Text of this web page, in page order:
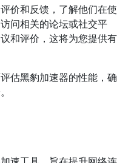
价和反馈，了解他们在使
问相关的论坛或社交平
和评价，这将为您提供有
估黑豹加速器的性能，确